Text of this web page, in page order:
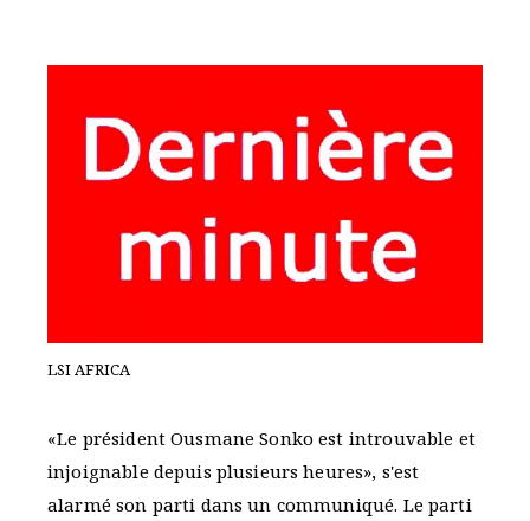
LSI AFRICA
«Le président Ousmane Sonko est introuvable et
injoignable depuis plusieurs heures», s'est
alarmé son parti dans un communiqué. Le parti